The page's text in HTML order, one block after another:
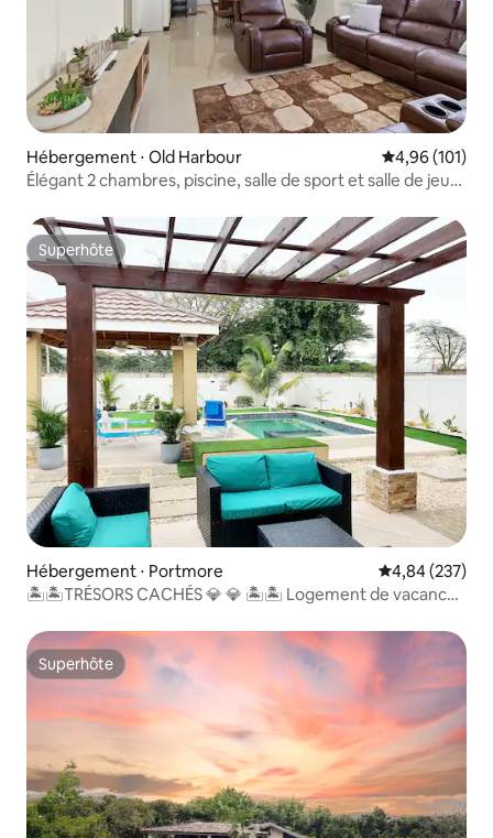
Hébergement ⋅ Old Harbour Évaluation
4,96 (101)
Élégant 2 chambres, piscine, salle de sport et salle de jeux
Superhôte
Superhôte
Hébergement ⋅ Portmore Évaluation
4,84 (237)
🏝🏝TRÉSORS CACHÉS 💎 💎 🏝🏝 Logement de vacances
Superhôte
Superhôte